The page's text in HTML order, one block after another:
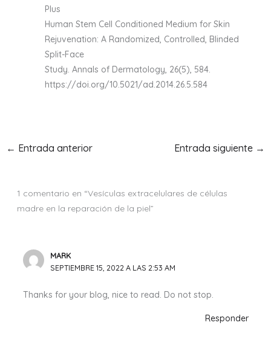
Plus
Human Stem Cell Conditioned Medium for Skin
Rejuvenation: A Randomized, Controlled, Blinded
Split-Face
Study. Annals of Dermatology, 26(5), 584.
https://doi.org/10.5021/ad.2014.26.5.584
← Entrada anterior Entrada siguiente →
1 comentario en “Vesículas extracelulares de células
madre en la reparación de la piel”
MARK
SEPTIEMBRE 15, 2022 A LAS 2:53 AM
Thanks for your blog, nice to read. Do not stop.
Responder